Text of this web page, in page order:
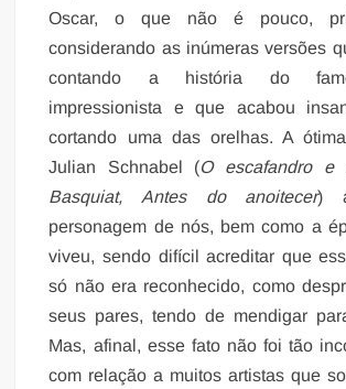
Oscar, o que não é pouco,
considerando as inúmeras versões
contando a história do
impressionista e que acabou
cortando uma das orelhas. A
Julian Schnabel (O escafandro e
Basquiat, Antes do anoitecer)
personagem de nós, bem como a
viveu, sendo difícil acreditar que
só não era reconhecido, como
seus pares, tendo de mendigar
Mas, afinal, esse fato não foi tão
com relação a muitos artistas que